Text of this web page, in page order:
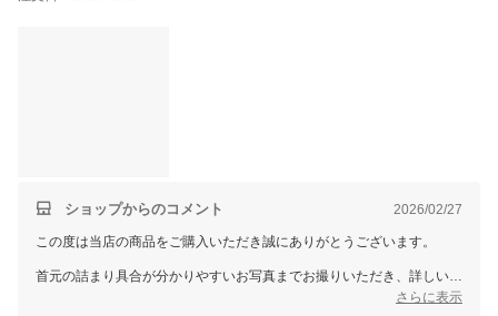
は問題はなかったです。程よく重みがありお値段以上だなと思い
ショップからのコメント 2026/02/27
この度は当店の商品をご購入いただき誠にありがとうございます。
首元の詰まり具合が分かりやすいお写真までお撮りいただき、詳しいご
さらに表示